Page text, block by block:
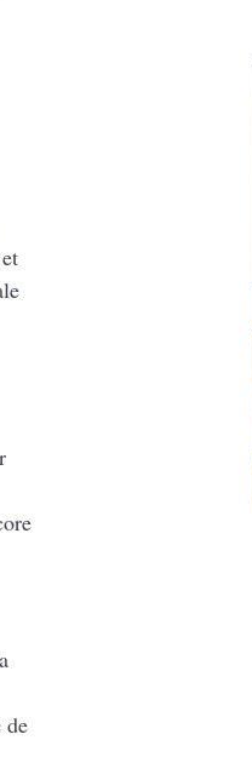
de